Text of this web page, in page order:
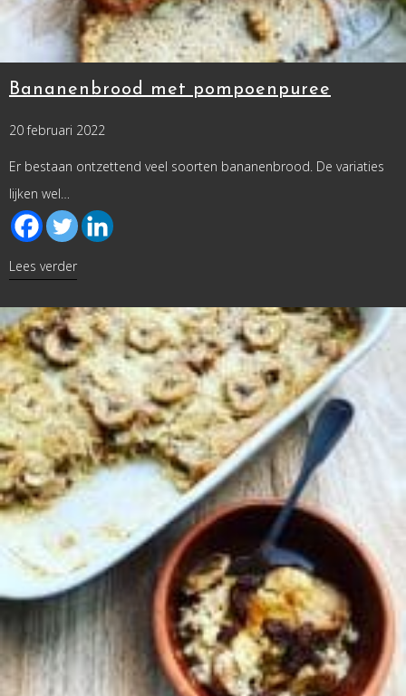
Bananenbrood met pompoenpuree
20 februari 2022
Er bestaan ontzettend veel soorten bananenbrood. De variaties
lijken wel…
Lees verderabout Bananenbrood met pompoenpuree